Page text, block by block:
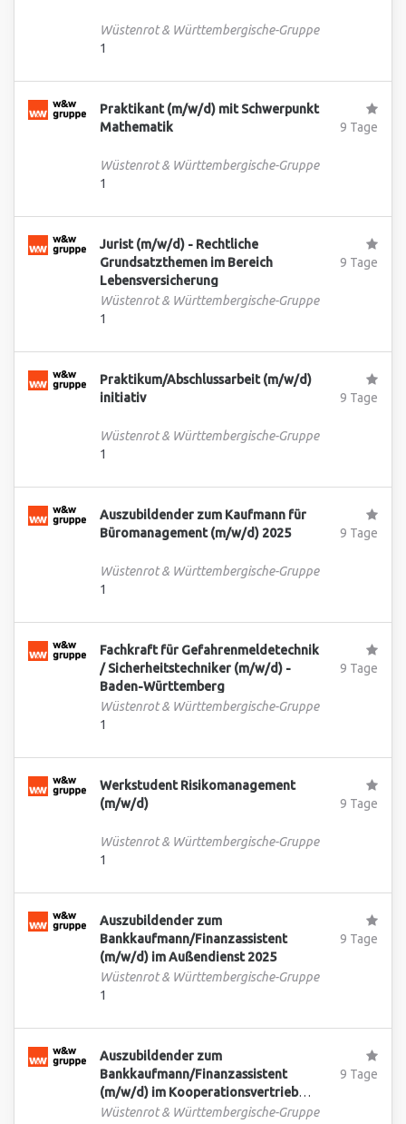
Wüstenrot & Württembergische-Gruppe
1
Praktikant (m/w/d) mit Schwerpunkt
Mathematik
Wüstenrot & Württembergische-Gruppe
1
9 Tage
Jurist (m/w/d) - Rechtliche
Grundsatzthemen im Bereich
Lebensversicherung
Wüstenrot & Württembergische-Gruppe
1
9 Tage
Praktikum/Abschlussarbeit (m/w/d)
initiativ
Wüstenrot & Württembergische-Gruppe
1
9 Tage
Auszubildender zum Kaufmann für
Büromanagement (m/w/d) 2025
Wüstenrot & Württembergische-Gruppe
1
9 Tage
Fachkraft für Gefahrenmeldetechnik
/ Sicherheitstechniker (m/w/d) -
Baden-Württemberg
Wüstenrot & Württembergische-Gruppe
1
9 Tage
Werkstudent Risikomanagement
(m/w/d)
Wüstenrot & Württembergische-Gruppe
1
9 Tage
Auszubildender zum
Bankkaufmann/Finanzassistent
(m/w/d) im Außendienst 2025
Wüstenrot & Württembergische-Gruppe
1
9 Tage
Auszubildender zum
Bankkaufmann/Finanzassistent
(m/w/d) im Kooperationsvertrieb
HypoVereinsbank 2025
Wüstenrot & Württembergische-Gruppe
9 Tage